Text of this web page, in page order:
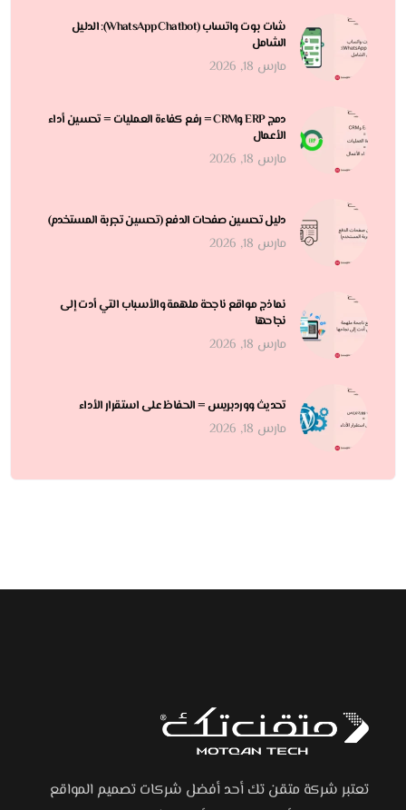
شات بوت واتساب (WhatsApp Chatbot): الدليل
الشامل
مارس 18, 2026
دمج ERP وCRM = رفع كفاءة العمليات = تحسين أداء
الأعمال
مارس 18, 2026
دليل تحسين صفحات الدفع (تحسين تجربة المستخدم)
مارس 18, 2026
نماذج مواقع ناجحة ملهمة والأسباب التي أدت إلى
نجاحها
مارس 18, 2026
تحديث ووردبريس = الحفاظ على استقرار الأداء
مارس 18, 2026
تعتبر شركة متقن تك أحد أفضل شركات تصميم المواقع